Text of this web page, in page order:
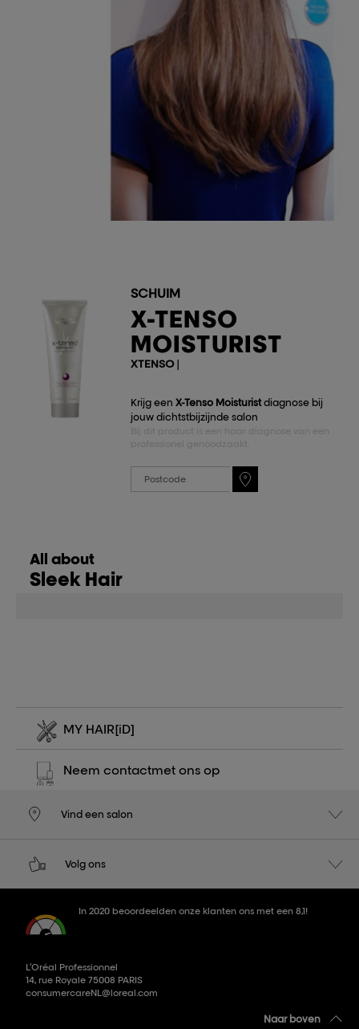
SCHUIM
X-TENSO
MOISTURIST
XTENSO|
Krijg een X-Tenso Moisturistdiagnose bij
jouw dichtstbijzijnde salon
All about
Sleek Hair
MY HAIR[iD]
Neem contactmet ons op
Vind een salon
Volg ons
In 2020 beoordeelden onze klanten ons met een 8,1!
L’Oréal Professionnel
14, rue Royale 75008 PARIS
consumercareNL@loreal.com
Naar boven